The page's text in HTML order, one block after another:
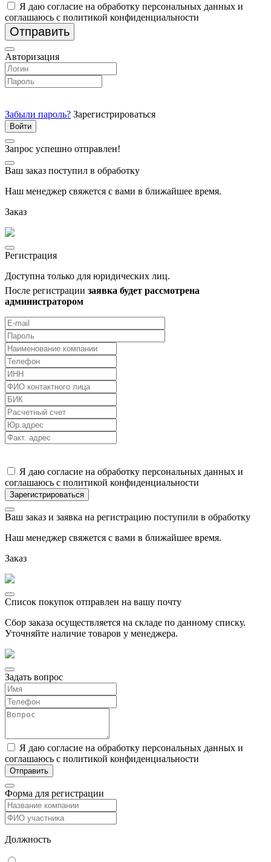
Я даю согласие на обработку персональных данных и
соглашаюсь с политикой конфиденциальности
Отправить
Авторизация
Забыли пароль? Зарегистрироваться
Запрос успешно отправлен!
Ваш заказ поступил в обработку
Наш менеджер свяжется с вами в ближайшее время.
Заказ
Регистрация
Доступна только для юридических лиц.
После регистрации заявка будет рассмотрена
администратором
Я даю согласие на обработку персональных данных и
соглашаюсь с политикой конфиденциальности
Ваш заказ и заявка на регистрацию поступили в обработку
Наш менеджер свяжется с вами в ближайшее время.
Заказ
Список покупок отправлен на вашу почту
Сбор заказа осуществляется на складе по данному списку.
Уточняйте наличие товаров у менеджера.
Задать вопрос
Я даю согласие на обработку персональных данных и
соглашаюсь с политикой конфиденциальности
Форма для регистрации
Должность